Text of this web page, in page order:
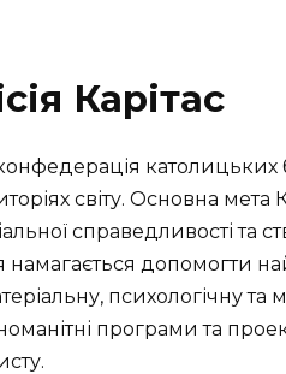
Карітас
католицьких
світу. Основна мета
справедливості та
намагається допомогти
психологічну та
програми та